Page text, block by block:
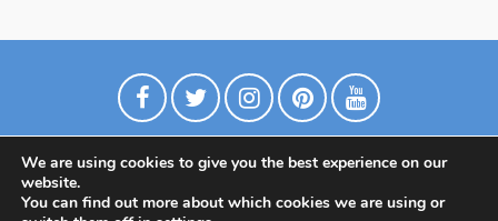
We are using cookies to give you the best experience on our
website.
You can find out more about which cookies we are using or